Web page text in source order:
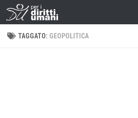
TAGGATO: GEOPOLITICA